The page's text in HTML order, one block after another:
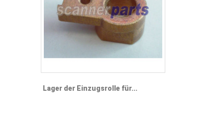
Lager der Einzugsrolle für...